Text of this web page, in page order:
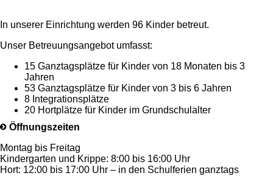
In unserer Einrichtung werden 96 Kinder betreut.
Unser Betreuungsangebot umfasst:
15 Ganztagsplätze für Kinder von 18 Monaten bis 3
Jahren
53 Ganztagsplätze für Kinder von 3 bis 6 Jahren
8 Integrationsplätze
20 Hortplätze für Kinder im Grundschulalter
Öffnungszeiten
Montag bis Freitag
Kindergarten und Krippe: 8:00 bis 16:00 Uhr
Hort: 12:00 bis 17:00 Uhr – in den Schulferien ganztags